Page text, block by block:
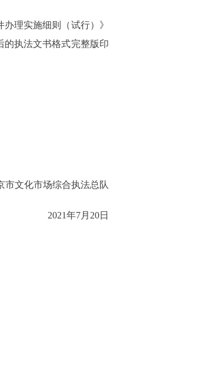
理实施细则（试行）》
执法文书格式完整版印
市文化市场综合执法总队
2021年7月20日